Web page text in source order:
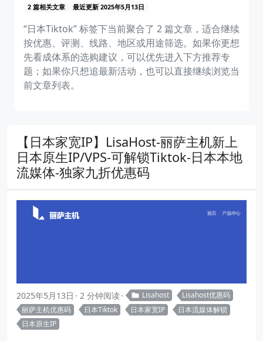
2 篇相关文章 最近更新 2025年5月13日
“日本Tiktok” 标签下当前聚合了 2 篇文章，适合继续
按优惠、评测、线路、地区或用途筛选。如果你更想
先看成体系的选购建议，可以优先进入下方推荐专
题；如果你只想追最新活动，也可以直接继续浏览当
前文章列表。
【日本家宽IP】LisaHost-丽萨主机新上
日本原生IP/VPS-可解锁Tiktok-日本本地
流媒体-独家九折优惠码
2025年5月13日 2 分钟阅读 Lisahost
Lisahost优惠码
丽萨主机优惠码
日本Tiktok 日本家宽IP
日本流媒体解锁
日本原生IP